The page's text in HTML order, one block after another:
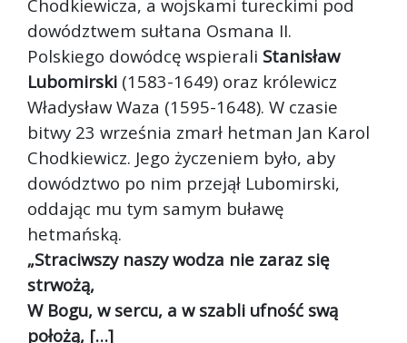
Chodkiewicza, a wojskami tureckimi pod
dowództwem sułtana Osmana II.
Polskiego dowódcę wspierali Stanisław
Lubomirski (1583-1649) oraz królewicz
Władysław Waza (1595-1648). W czasie
bitwy 23 września zmarł hetman Jan Karol
Chodkiewicz. Jego życzeniem było, aby
dowództwo po nim przejął Lubomirski,
oddając mu tym samym buławę
hetmańską.
„Straciwszy naszy wodza nie zaraz się
strwożą,
W Bogu, w sercu, a w szabli ufność swą
położą, […]